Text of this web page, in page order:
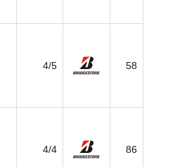
4/5 58
4/4 86